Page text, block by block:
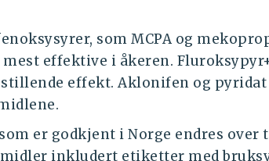
som MCPA og
effektive i åkeren.
effekt. Aklonifen og
er godkjent i Norge endres over
inkludert etiketter med